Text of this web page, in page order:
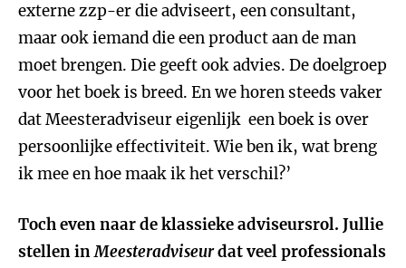
externe zzp-er die adviseert, een consultant,
maar ook iemand die een product aan de man
moet brengen. Die geeft ook advies. De doelgroep
voor het boek is breed. En we horen steeds vaker
dat Meesteradviseur eigenlijk een boek is over
persoonlijke effectiviteit. Wie ben ik, wat breng
ik mee en hoe maak ik het verschil?’
Toch even naar de klassieke adviseursrol. Jullie
stellen inMeesteradviseurdat veel professionals